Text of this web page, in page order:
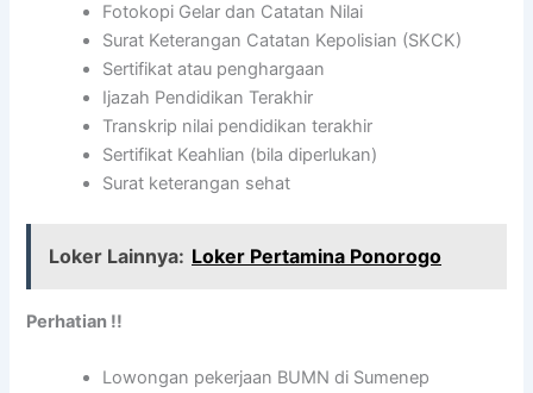
Fotokopi Gelar dan Catatan Nilai
Surat Keterangan Catatan Kepolisian (SKCK)
Sertifikat atau penghargaan
Ijazah Pendidikan Terakhir
Transkrip nilai pendidikan terakhir
Sertifikat Keahlian (bila diperlukan)
Surat keterangan sehat
Loker Lainnya: Loker Pertamina Ponorogo
Perhatian !!
Lowongan pekerjaan BUMN di Sumenep